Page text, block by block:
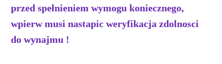
przed spełnieniem wymogu koniecznego,
wpierw musi nastapic weryfikacja zdolnosci
do wynajmu !